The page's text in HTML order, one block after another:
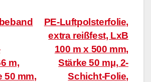
PE-Luftpolsterfolie,
extra reißfest, LxB
100 m x 500 mm,
Stärke 50 mµ, 2-
Schicht-Folie,
m,
50 mm,